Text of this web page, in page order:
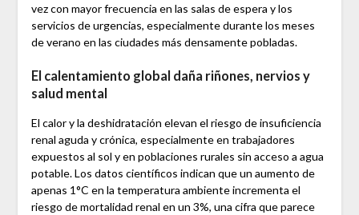
vez con mayor frecuencia en las salas de espera y los
servicios de urgencias, especialmente durante los meses
de verano en las ciudades más densamente pobladas.
El calentamiento global daña riñones, nervios y
salud mental
El calor y la deshidratación elevan el riesgo de insuficiencia
renal aguda y crónica, especialmente en trabajadores
expuestos al sol y en poblaciones rurales sin acceso a agua
potable. Los datos científicos indican que un aumento de
apenas 1°C en la temperatura ambiente incrementa el
riesgo de mortalidad renal en un 3%, una cifra que parece